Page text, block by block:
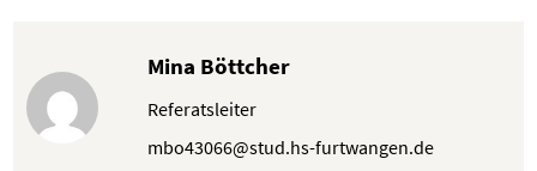
Mina Böttcher
Referatsleiter
mbo43066@stud.hs-furtwangen.de